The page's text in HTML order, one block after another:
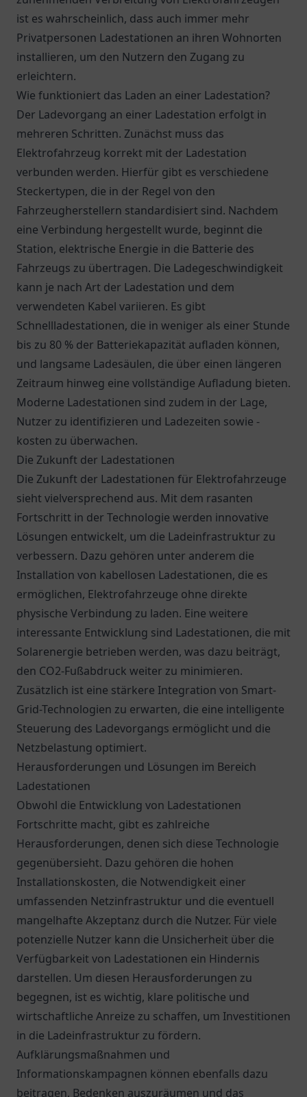
ist es wahrscheinlich, dass auch immer mehr
Privatpersonen Ladestationen an ihren Wohnorten
installieren, um den Nutzern den Zugang zu
erleichtern.
Wie funktioniert das Laden an einer Ladestation?
Der Ladevorgang an einer Ladestation erfolgt in
mehreren Schritten. Zunächst muss das
Elektrofahrzeug korrekt mit der Ladestation
verbunden werden. Hierfür gibt es verschiedene
Steckertypen, die in der Regel von den
Fahrzeugherstellern standardisiert sind. Nachdem
eine Verbindung hergestellt wurde, beginnt die
Station, elektrische Energie in die Batterie des
Fahrzeugs zu übertragen. Die Ladegeschwindigkeit
kann je nach Art der Ladestation und dem
verwendeten Kabel variieren. Es gibt
Schnellladestationen, die in weniger als einer Stunde
bis zu 80 % der Batteriekapazität aufladen können,
und langsame Ladesäulen, die über einen längeren
Zeitraum hinweg eine vollständige Aufladung bieten.
Moderne Ladestationen sind zudem in der Lage,
Nutzer zu identifizieren und Ladezeiten sowie -
kosten zu überwachen.
Die Zukunft der Ladestationen
Die Zukunft der Ladestationen für Elektrofahrzeuge
sieht vielversprechend aus. Mit dem rasanten
Fortschritt in der Technologie werden innovative
Lösungen entwickelt, um die Ladeinfrastruktur zu
verbessern. Dazu gehören unter anderem die
Installation von kabellosen Ladestationen, die es
ermöglichen, Elektrofahrzeuge ohne direkte
physische Verbindung zu laden. Eine weitere
interessante Entwicklung sind Ladestationen, die mit
Solarenergie betrieben werden, was dazu beiträgt,
den CO2-Fußabdruck weiter zu minimieren.
Zusätzlich ist eine stärkere Integration von Smart-
Grid-Technologien zu erwarten, die eine intelligente
Steuerung des Ladevorgangs ermöglicht und die
Netzbelastung optimiert.
Herausforderungen und Lösungen im Bereich
Ladestationen
Obwohl die Entwicklung von Ladestationen
Fortschritte macht, gibt es zahlreiche
Herausforderungen, denen sich diese Technologie
gegenübersieht. Dazu gehören die hohen
Installationskosten, die Notwendigkeit einer
umfassenden Netzinfrastruktur und die eventuell
mangelhafte Akzeptanz durch die Nutzer. Für viele
potenzielle Nutzer kann die Unsicherheit über die
Verfügbarkeit von Ladestationen ein Hindernis
darstellen. Um diesen Herausforderungen zu
begegnen, ist es wichtig, klare politische und
wirtschaftliche Anreize zu schaffen, um Investitionen
in die Ladeinfrastruktur zu fördern.
Aufklärungsmaßnahmen und
Informationskampagnen können ebenfalls dazu
beitragen, Bedenken auszuräumen und das